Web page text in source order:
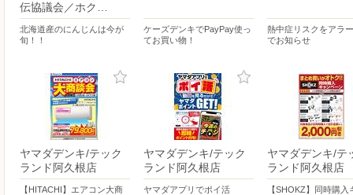
伝協議会／ホク…
北海道産のにんじんは今が
旬！！
ケーズデンキでPayPay使っ
てお買い物！
熱中症リスクをアラ
でお知らせ
ヤマダデンキ/テック
ランド阿久根店
【HITACHI】エアコン大商
ヤマダデンキ/テック
ランド阿久根店
ヤマダアプリでポイ活
ヤマダデンキ/テ
ランド阿久根店
【SHOKZ】同時購入